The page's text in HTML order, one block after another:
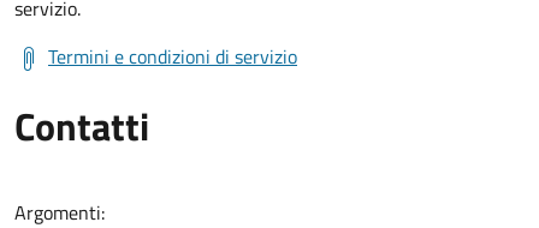
servizio.
Termini e condizioni di servizio
Contatti
Argomenti: